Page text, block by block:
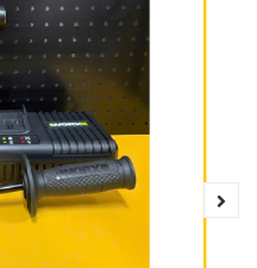
DCD701D1 có thể